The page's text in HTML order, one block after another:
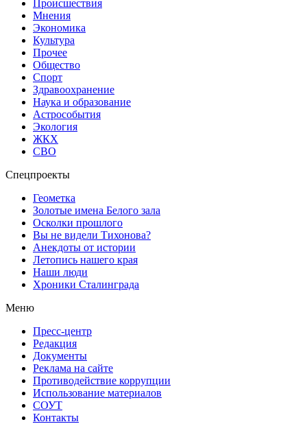
Происшествия
Мнения
Экономика
Культура
Прочее
Общество
Спорт
Здравоохранение
Наука и образование
Астрособытия
Экология
ЖКХ
СВО
Спецпроекты
Геометка
Золотые имена Белого зала
Осколки прошлого
Вы не видели Тихонова?
Анекдоты от истории
Летопись нашего края
Наши люди
Хроники Сталинграда
Меню
Пресс-центр
Редакция
Документы
Реклама на сайте
Противодействие коррупции
Использование материалов
СОУТ
Контакты